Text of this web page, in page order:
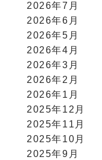
2026年7月
2026年6月
2026年5月
2026年4月
2026年3月
2026年2月
2026年1月
2025年12月
2025年11月
2025年10月
2025年9月